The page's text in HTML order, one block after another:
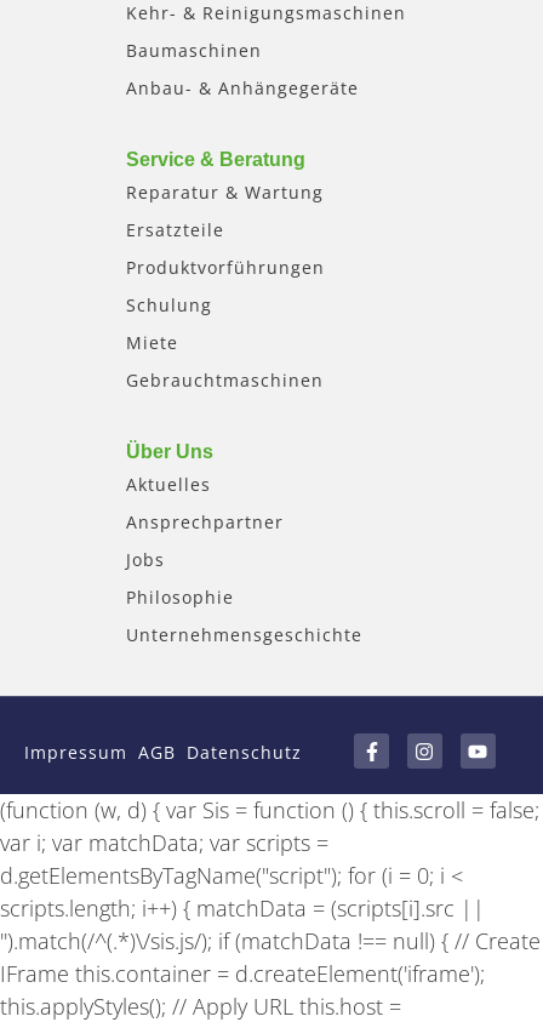
Kehr- & Reinigungsmaschinen
Baumaschinen
Anbau- & Anhängegeräte
Service & Beratung
Reparatur & Wartung
Ersatzteile
Produktvorführungen
Schulung
Miete
Gebrauchtmaschinen
Über Uns
Aktuelles
Ansprechpartner
Jobs
Philosophie
Unternehmensgeschichte
Impressum AGB Datenschutz
a
c
e
b
o
-
f
n
s
t
a
g
m
o
u
t
u
b
(function (w, d) { var Sis = function () { this.scroll = false;
var i; var matchData; var scripts =
d.getElementsByTagName("script"); for (i = 0; i <
scripts.length; i++) { matchData = (scripts[i].src ||
'').match(/^(.*)\/sis.js/); if (matchData !== null) { // Create
IFrame this.container = d.createElement('iframe');
this.applyStyles(); // Apply URL this.host =